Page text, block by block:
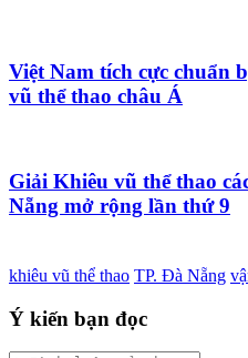
Việt Nam tích cực chuẩn
vũ thể thao châu Á
Giải Khiêu vũ thể thao
Nẵng mở rộng lần thứ 9
khiêu vũ thể thao TP. Đà Nẵng
Ý kiến bạn đọc